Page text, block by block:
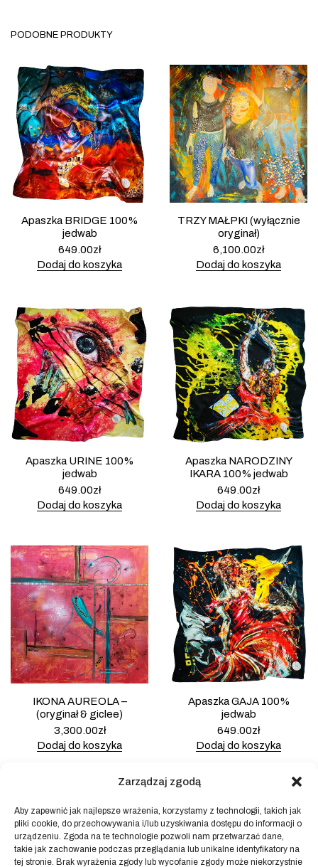
Zarządzaj zgodą
Aby zapewnić jak najlepsze wrażenia, korzystamy z technologii, takich jak
pliki cookie, do przechowywania i/lub uzyskiwania dostępu do informacji o
urządzeniu. Zgoda na te technologie pozwoli nam przetwarzać dane,
takie jak zachowanie podczas przeglądania lub unikalne identyfikatory na
tej stronie. Brak wyrażenia zgody lub wycofanie zgody może niekorzystnie
PODOBNE PRODUKTY
Apaszka BRIDGE 100%
jedwab
649.00zł
Dodaj do koszyka
TRZY MAŁPKI (wyłącznie
oryginał)
6,100.00zł
Dodaj do koszyka
Apaszka URINE 100%
jedwab
649.00zł
Dodaj do koszyka
Apaszka NARODZINY
IKARA 100% jedwab
649.00zł
Dodaj do koszyka
IKONA AUREOLA –
(oryginał & giclee)
3,300.00zł
Dodaj do koszyka
Apaszka GAJA 100%
jedwab
649.00zł
Dodaj do koszyka
Powered byBlock Shop.